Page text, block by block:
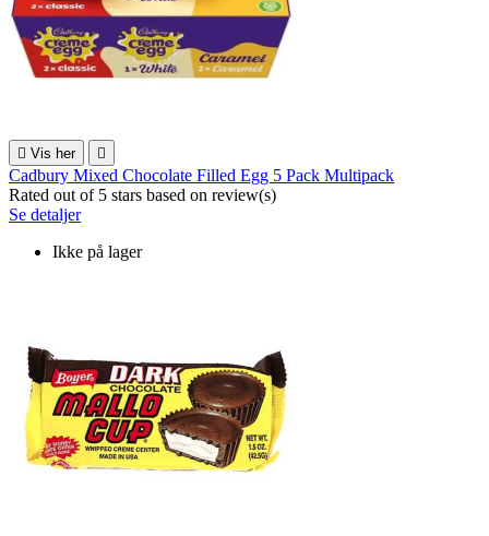
 Vis her 
Cadbury Mixed Chocolate Filled Egg 5 Pack Multipack
Rated out of 5 stars based on review(s)
Se detaljer
Ikke på lager